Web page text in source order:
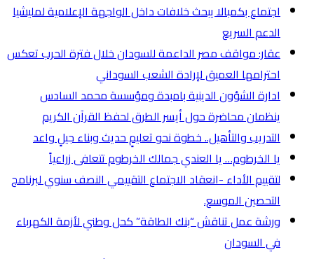
اجتماع بكمبالا يبحث خلافات داخل الواجهة الإعلامية لمليشيا
الدعم السريع
عقار: مواقف مصر الداعمة للسودان خلال فترة الحرب تعكس
احترامها العميق لإرادة الشعب السوداني
ادارة الشؤون الدينية بامبدة ومؤسسة محمد السادس
ينظمان محاضرة حول أيسر الطرق لحفظ القرآن الكريم
التدريب والتأهيل.. خطوة نحو تعليمٍ حديث وبناء جيلٍ واعد
يا الخرطوم… يا العندي جمالك الخرطوم تتعافى زراعياً
لتقييم الأداء -انعقاد الاجتماع التقييمي النصف سنوي لبرنامج
التحصين الموسع.
ورشة عمل تناقش “بنك الطاقة” كحل وطني لأزمة الكهرباء
في السودان